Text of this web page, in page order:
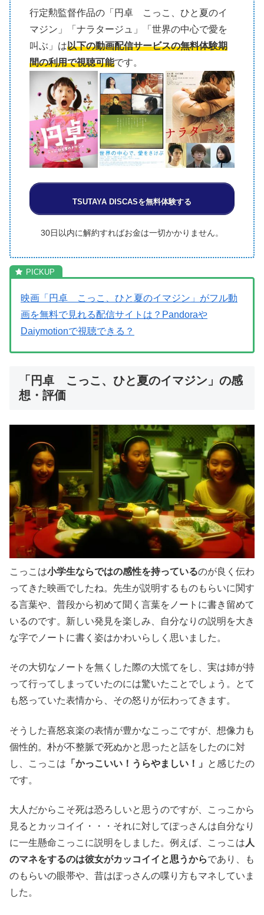
行定勲監督作品の「円卓 こっこ、ひと夏のイ
マジン」「ナラタージュ」「世界の中心で愛を
叫ぶ」は以下の動画配信サービスの無料体験期
間の利用で視聴可能です。
TSUTAYA DISCASを無料体験する
30日以内に解約すればお金は一切かかりません。
映画「円卓 こっこ、ひと夏のイマジン」がフル動
画を無料で見れる配信サイトは？Pandoraや
Daiymotionで視聴できる？
「円卓 こっこ、ひと夏のイマジン」の感
想・評価
こっこは小学生ならではの感性を持っているのが良く伝わ
ってきた映画でしたね。先生が説明するものもらいに関す
る言葉や、普段から初めて聞く言葉をノートに書き留めて
いるのです。新しい発見を楽しみ、自分なりの説明を大き
な字でノートに書く姿はかわいらしく思いました。
その大切なノートを無くした際の大慌てをし、実は姉が持
って行ってしまっていたのには驚いたことでしょう。とて
も怒っていた表情から、その怒りが伝わってきます。
そうした喜怒哀楽の表情が豊かなこっこですが、想像力も
個性的。朴が不整脈で死ぬかと思ったと話をしたのに対
し、こっこは 「かっこいい！うらやましい！」
と感じたの
です。
大人だからこそ死は恐ろしいと思うのですが、こっこから
見るとカッコイイ・・・それに対してぽっさんは自分なり
に一生懸命こっこに説明をしました。例えば、こっこは 人
のマネをするのは彼女がカッコイイと思うからであり、も
のもらいの眼帯や、昔はぽっさんの喋り方もマネしていま
した。